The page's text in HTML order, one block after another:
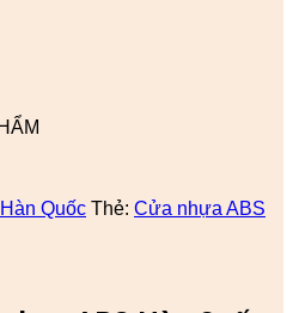
Quốc Thẻ: Cửa nhựa ABS